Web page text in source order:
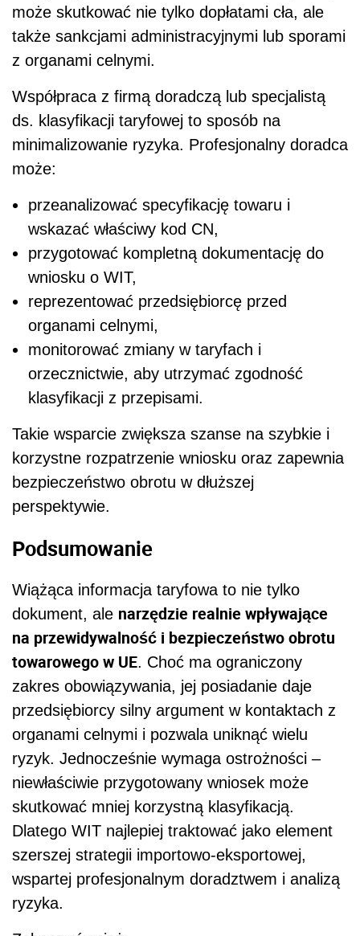
może skutkować nie tylko dopłatami cła, ale
także sankcjami administracyjnymi lub sporami
z organami celnymi.
Współpraca z firmą doradczą lub specjalistą
ds. klasyfikacji taryfowej to sposób na
minimalizowanie ryzyka. Profesjonalny doradca
może:
przeanalizować specyfikację towaru i
wskazać właściwy kod CN,
przygotować kompletną dokumentację do
wniosku o WIT,
reprezentować przedsiębiorcę przed
organami celnymi,
monitorować zmiany w taryfach i
orzecznictwie, aby utrzymać zgodność
klasyfikacji z przepisami.
Takie wsparcie zwiększa szanse na szybkie i
korzystne rozpatrzenie wniosku oraz zapewnia
bezpieczeństwo obrotu w dłuższej
perspektywie.
Podsumowanie
Wiążąca informacja taryfowa to nie tylko
dokument, ale narzędzie realnie wpływające
na przewidywalność i bezpieczeństwo obrotu
towarowego w UE. Choć ma ograniczony
zakres obowiązywania, jej posiadanie daje
przedsiębiorcy silny argument w kontaktach z
organami celnymi i pozwala uniknąć wielu
ryzyk. Jednocześnie wymaga ostrożności –
niewłaściwie przygotowany wniosek może
skutkować mniej korzystną klasyfikacją.
Dlatego WIT najlepiej traktować jako element
szerszej strategii importowo-eksportowej,
wspartej profesjonalnym doradztwem i analizą
ryzyka.